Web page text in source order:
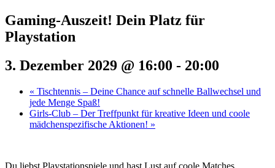
Gaming-Auszeit! Dein Platz für
Playstation
3. Dezember 2029 @ 16:00 - 20:00
« Tischtennis – Deine Chance auf schnelle Ballwechsel und
jede Menge Spaß!
Girls-Club – Der Treffpunkt für kreative Ideen und coole
mädchenspezifische Aktionen! »
Du liebst Playstationspiele und hast Lust auf coole Matches,